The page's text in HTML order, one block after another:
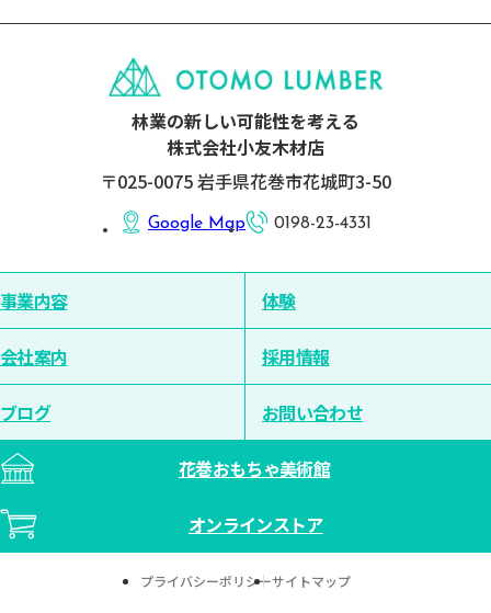
林業の新しい可能性を考える
株式会社小友木材店
〒025-0075 岩手県花巻市花城町3-50
Google Map 0198-23-4331
事業内容 体験
会社案内 採用情報
ブログ お問い合わせ
花巻おもちゃ美術館
オンラインストア
プライバシーポリシーサイトマップ